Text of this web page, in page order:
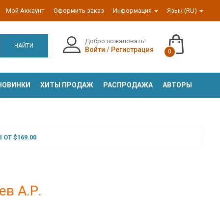
Мой Аккаунт Оформить заказ Информация Язык (RU)
НАЙТИ
Добро пожаловать!
Войти / Регистрация 0
ХИТЫ ПРОДАЖ РАСПРОДАЖА АВТОРЫ
$169.00
А.Р.